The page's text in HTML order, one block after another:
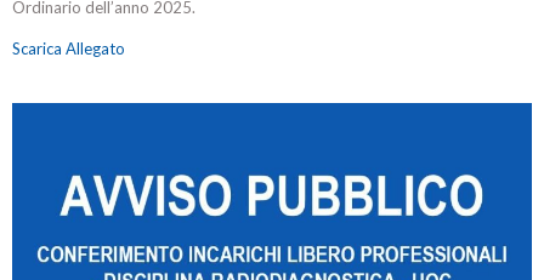
Ordinario dell’anno 2025.
Scarica Allegato